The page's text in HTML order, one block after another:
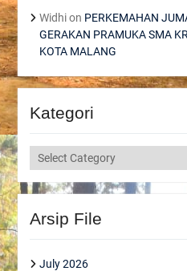
Widhion PERKEMAHAN
GERAKAN PRAMUKA SMA
KOTA MALANG
Kategori
Kategori
Arsip File
July 2026